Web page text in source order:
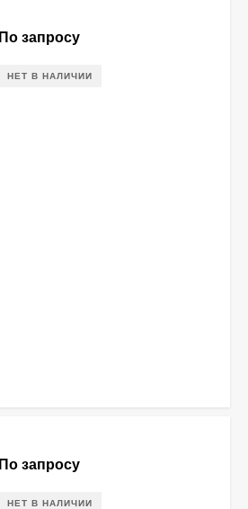
По запросу
НЕТ В НАЛИЧИИ
По запросу
НЕТ В НАЛИЧИИ